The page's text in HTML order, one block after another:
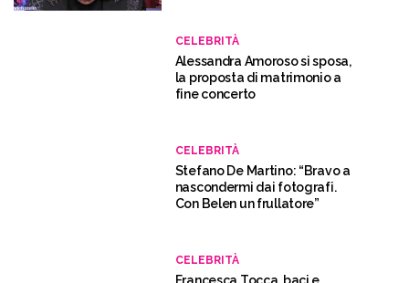
CELEBRITÀ
Alessandra Amoroso si sposa,
la proposta di matrimonio a
fine concerto
CELEBRITÀ
Stefano De Martino: “Bravo a
nascondermi dai fotografi.
Con Belen un frullatore”
CELEBRITÀ
Francesca Tocca, baci e